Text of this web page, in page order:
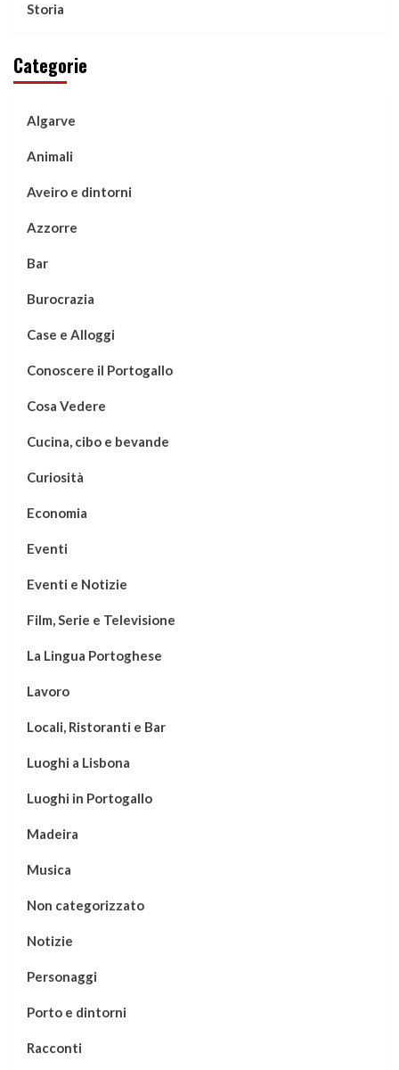
Storia
Categorie
Algarve
Animali
Aveiro e dintorni
Azzorre
Bar
Burocrazia
Case e Alloggi
Conoscere il Portogallo
Cosa Vedere
Cucina, cibo e bevande
Curiosità
Economia
Eventi
Eventi e Notizie
Film, Serie e Televisione
La Lingua Portoghese
Lavoro
Locali, Ristoranti e Bar
Luoghi a Lisbona
Luoghi in Portogallo
Madeira
Musica
Non categorizzato
Notizie
Personaggi
Porto e dintorni
Racconti